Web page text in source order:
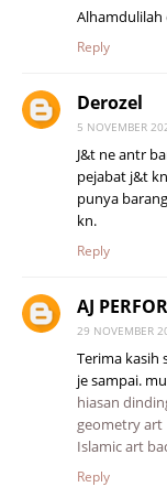
Alhamdulilah
Reply
Derozel
5 NOVEMBER
J&t ne antr
pejabat j&t
punya
kn.
Reply
AJ
29 NOVEMBER
Terima kasih
je sampai.
hiasan
geometry art
Islamic art
Reply